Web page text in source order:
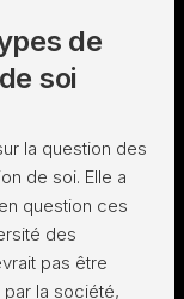
de
soi
la question des
de soi. Elle a
question ces
des
pas être
la société,